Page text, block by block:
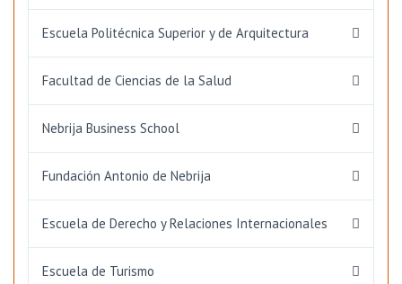
Escuela Politécnica Superior y de Arquitectura
Facultad de Ciencias de la Salud
Nebrija Business School
Fundación Antonio de Nebrija
Escuela de Derecho y Relaciones Internacionales
Escuela de Turismo